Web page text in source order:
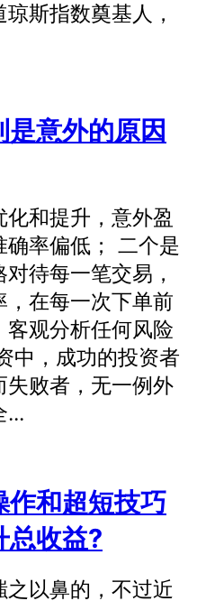
斯指数奠基人，
意外的原因
和提升，意外盈
率偏低； 二个是
待每一笔交易，
在每一次下单前
观分析任何风险
中，成功的投资者
败者，无一例外
...
作和超短技巧
总收益?
以鼻的，不过近